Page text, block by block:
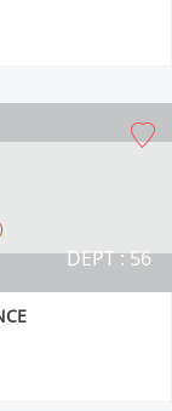
DEPT : 56